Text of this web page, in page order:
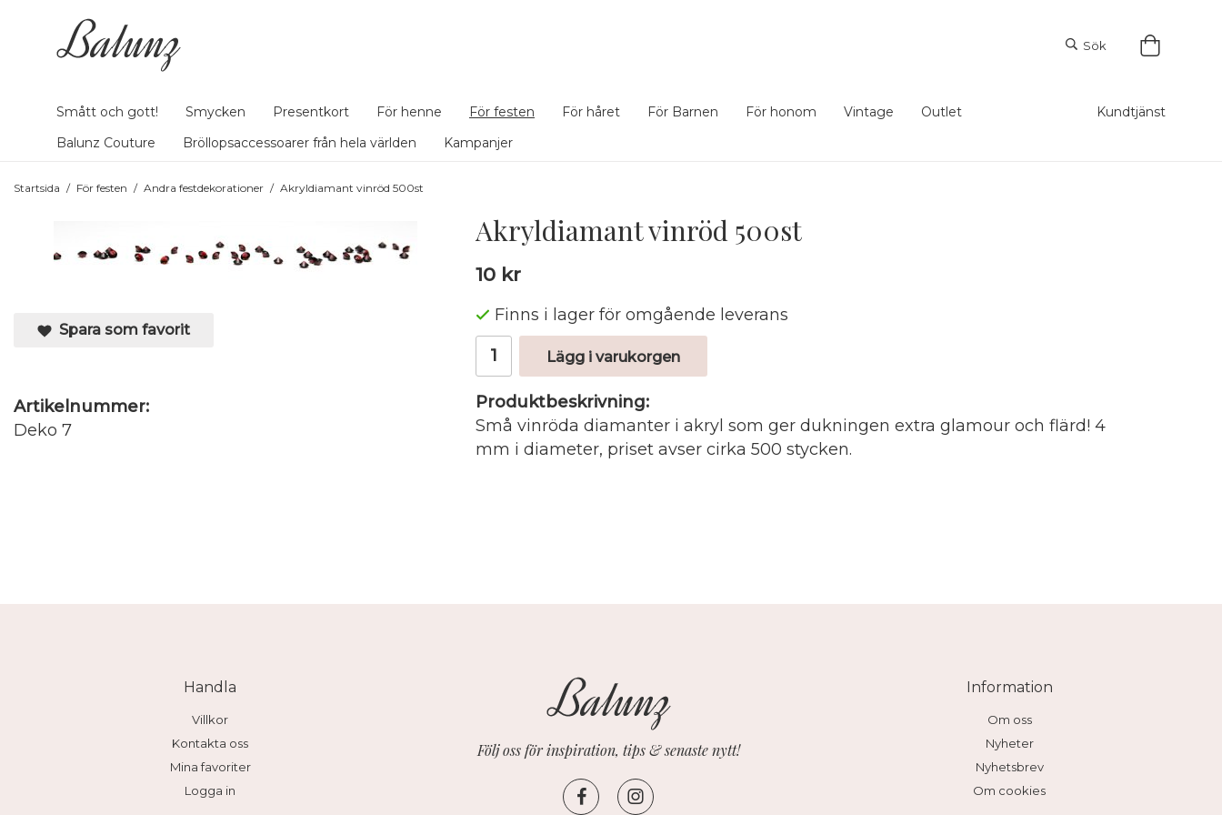
Sök
Smått och gott! Smycken Presentkort För henne För festen För håret För Barnen För honom Vintage
Outlet
Balunz Couture
Bröllopsaccessoarer från hela världen Kampanjer
Kundtjänst
Startsida / För festen / Andra festdekorationer / Akryldiamant vinröd 500st
Akryldiamant vinröd 500st
10 kr
Finns i lager för omgående leverans
Lägg i varukorgen
Produktbeskrivning:
Små vinröda diamanter i akryl som ger dukningen extra glamour och flärd! 4
mm i diameter, priset avser cirka 500 stycken.
Spara som favorit
Artikelnummer:
Deko 7
Handla
Villkor
Kontakta oss
Mina favoriter
Logga in
Följ oss för inspiration, tips & senaste nytt!
Information
Om oss
Nyheter
Nyhetsbrev
Om cookies